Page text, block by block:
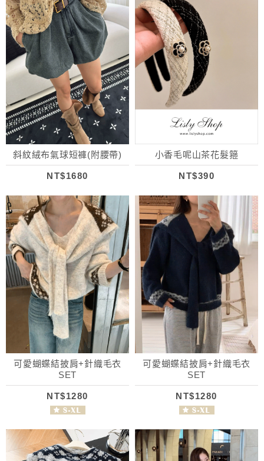
斜紋絨布氣球短褲(附腰帶)
NT$1680
小香毛呢山茶花髮箍
NT$390
可愛蝴蝶結披肩+針織毛衣
SET
NT$1280
可愛蝴蝶結披肩+針織毛衣
SET
NT$1280